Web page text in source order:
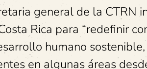
general de la CTRN
Rica para “redefinir
humano
en algunas áreas